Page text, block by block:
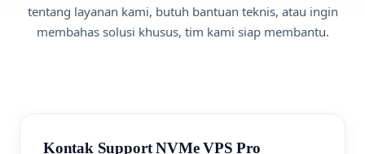
tentang layanan kami, butuh bantuan teknis, atau ingin
membahas solusi khusus, tim kami siap membantu.
Kontak Support NVMe VPS Pro